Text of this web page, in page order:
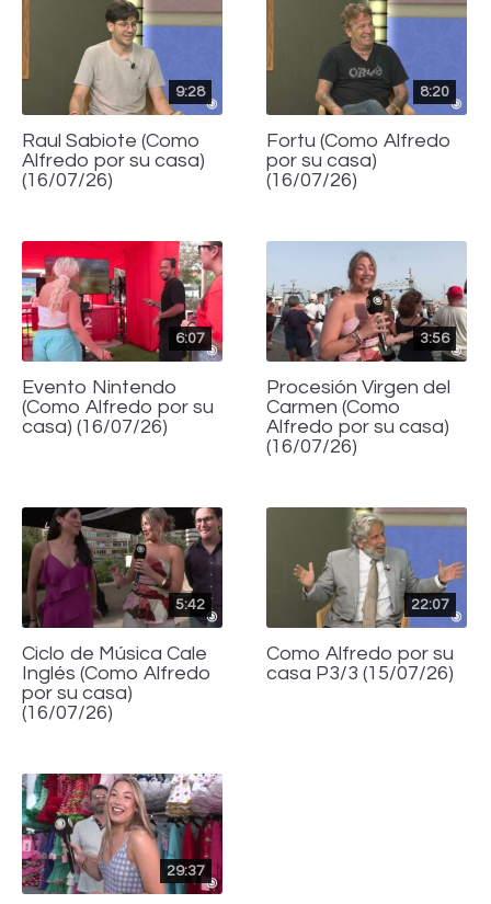
9:28
Raul Sabiote (Como
Alfredo por su casa)
(16/07/26)
8:20
Fortu (Como Alfredo
por su casa)
(16/07/26)
6:07
Evento Nintendo
(Como Alfredo por su
casa) (16/07/26)
3:56
Procesión Virgen del
Carmen (Como
Alfredo por su casa)
(16/07/26)
5:42
Ciclo de Música Cale
Inglés (Como Alfredo
por su casa)
(16/07/26)
22:07
Como Alfredo por su
casa P3/3 (15/07/26)
29:37